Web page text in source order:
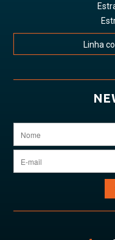
Linha